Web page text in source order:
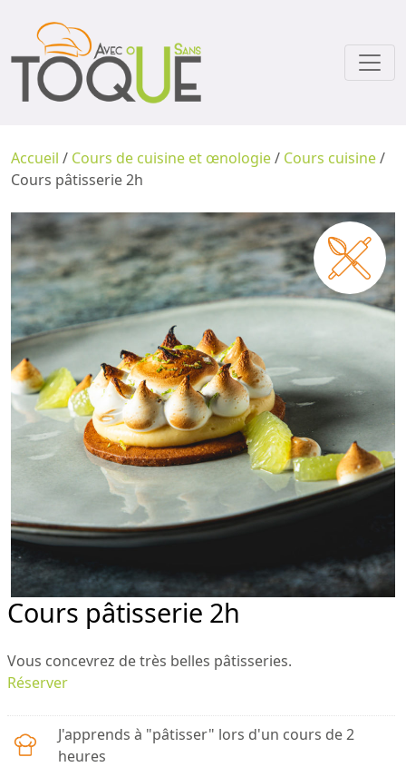
Accueil / Cours de cuisine et œnologie/ Cours cuisine/
Cours pâtisserie 2h
Cours pâtisserie 2h
Vous concevrez de très belles pâtisseries.
Réserver
J'apprends à "pâtisser" lors d'un cours de 2
heures